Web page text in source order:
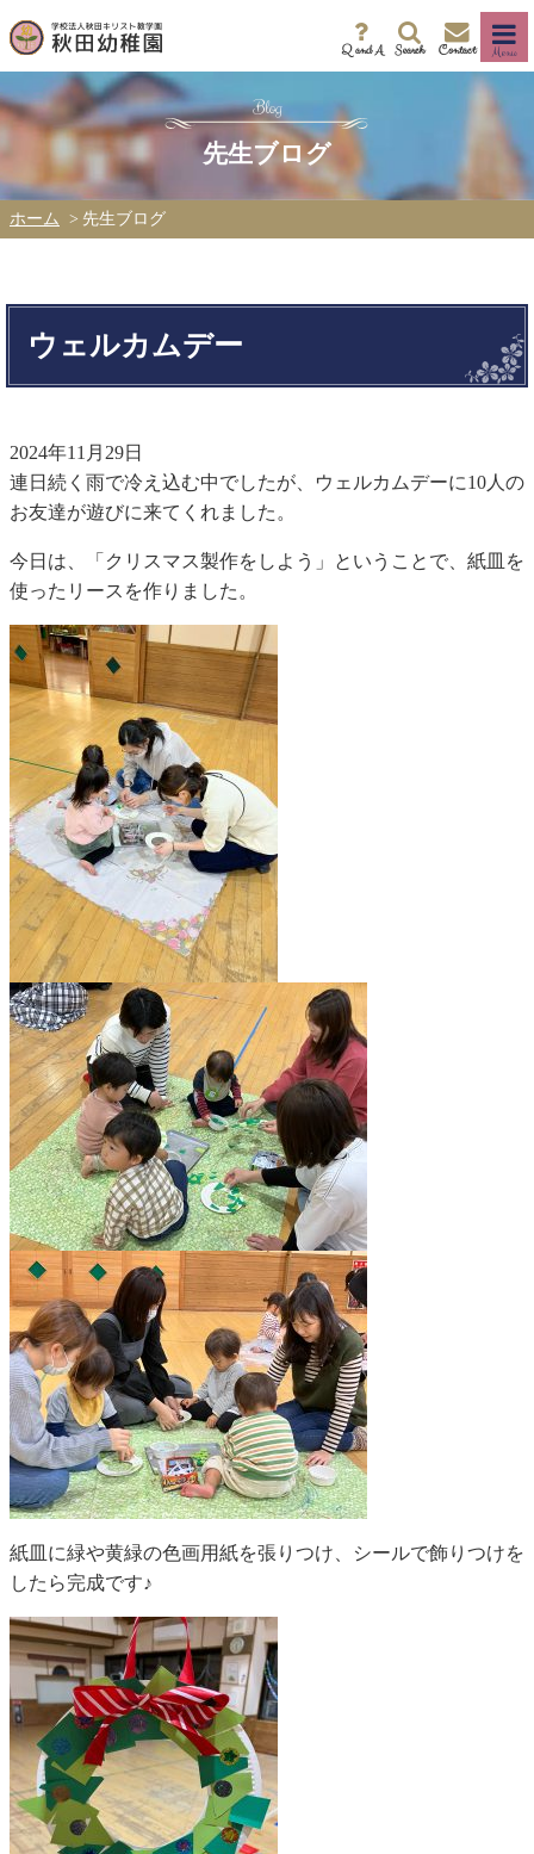
Q and A Search Contact Menu
先生ブログ
ホーム 先生ブログ
ウェルカムデー
2024年11月29日
連日続く雨で冷え込む中でしたが、ウェルカムデーに10人の
お友達が遊びに来てくれました。
今日は、「クリスマス製作をしよう」ということで、紙皿を
使ったリースを作りました。
紙皿に緑や黄緑の色画用紙を張りつけ、シールで飾りつけを
したら完成です♪